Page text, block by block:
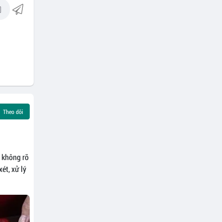
Theo dõi
rõ
xử lý